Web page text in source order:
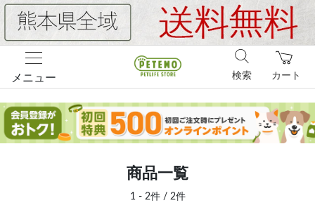
メニュー カート
検索
商品一覧
1 - 2件 / 2件